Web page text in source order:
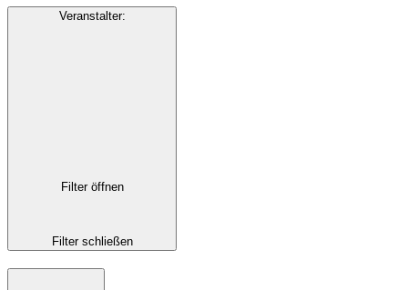
Veranstalter:
Filter öffnen
Filter schließen